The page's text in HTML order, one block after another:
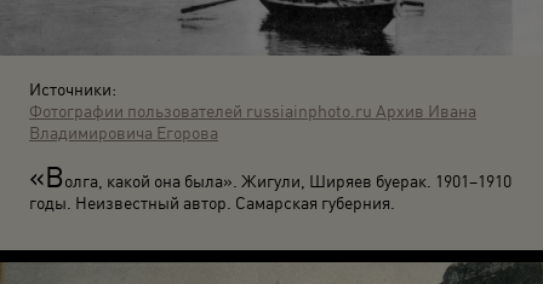
Источники:
Фотографии пользователей russiainphoto.ru Архив Ивана
Владимировича Егорова
«Волга, какой она была». Жигули, Ширяев буерак. 1901–1910
годы. Неизвестный автор. Самарская губерния.